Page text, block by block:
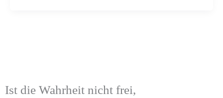
Ist die Wahrheit nicht frei,